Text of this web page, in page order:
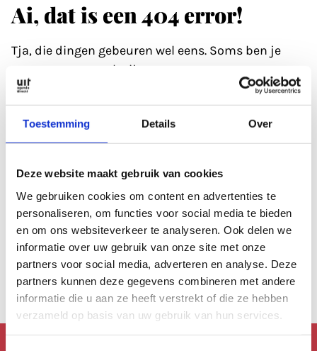
Toestemming Details Over
Deze website maakt gebruik van cookies
We gebruiken cookies om content en advertenties te
personaliseren, om functies voor social media te bieden
en om ons websiteverkeer te analyseren. Ook delen we
informatie over uw gebruik van onze site met onze
partners voor social media, adverteren en analyse. Deze
partners kunnen deze gegevens combineren met andere
informatie die u aan ze heeft verstrekt of die ze hebben
verzameld op basis van uw gebruik van hun services.
Ai, dat is een 404 error!
Tja, die dingen gebeuren wel eens. Soms ben je
gewoon even wat kwijt.
even een 'hickup'.
Anders kan je altijd even de zoekfunctie proberen?
Ofbekijk de agenda , die is altijd wel goed gevuld.
Of lees een artikel uitons archief.
Anders kan je altijd terug naar dehomepage.